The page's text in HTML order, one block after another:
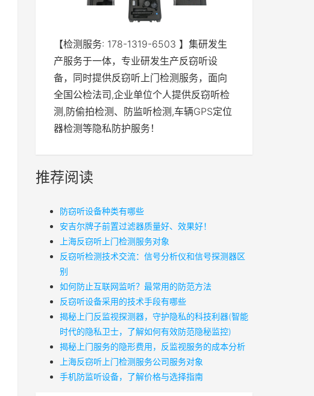
【检测服务: 178-1319-6503 】集研发生
产服务于一体，专业研发生产反窃听设
备，同时提供反窃听上门检测服务，面向
全国公检法司,企业单位个人提供反窃听检
测,防偷拍检测、防监听检测,车辆GPS定位
器检测等隐私防护服务！
推荐阅读
防窃听设备种类有哪些
安吉尔牌子前置过滤器质量好、效果好！
上海反窃听上门检测服务对象
反窃听检测技术交流：信号分析仪和信号探测器区
别
如何防止互联网监听？最常用的防范方法
反窃听设备采用的技术手段有哪些
揭秘上门反监视探测器，守护隐私的科技利器(智能
时代的隐私卫士，了解如何有效防范隐秘监控)
揭秘上门服务的隐形费用，反监视服务的成本分析
上海反窃听上门检测服务公司服务对象
手机防监听设备，了解价格与选择指南